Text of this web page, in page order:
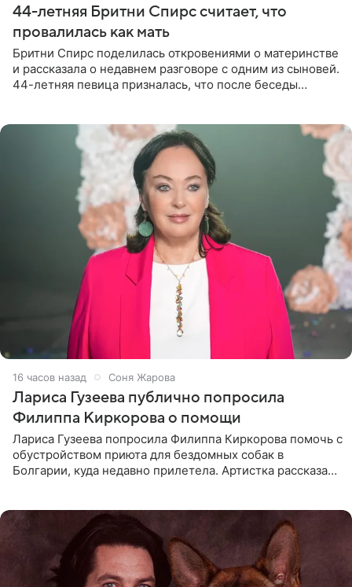
44-летняя Бритни Спирс считает, что
провалилась как мать
Бритни Спирс поделилась откровениями о материнстве
и рассказала о недавнем разговоре с одним из сыновей.
44-летняя певица призналась, что после беседы
16 часов назад Соня Жарова
Лариса Гузеева публично попросила
Филиппа Киркорова о помощи
Лариса Гузеева попросила Филиппа Киркорова помочь с
обустройством приюта для бездомных собак в
Болгарии, куда недавно прилетела. Артистка рассказала